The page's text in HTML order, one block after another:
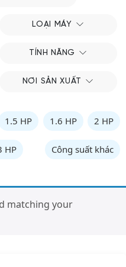
LOẠI MÁY
TÍNH NĂNG
NƠI SẢN XUẤT
1.5 HP 1.6 HP 2 HP
HP Công suất khác
matching your